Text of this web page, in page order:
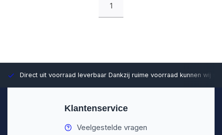
1
Direct uit voorraad leverbaar Dankzij ruime voorraad kunnen wij
Klantenservice
Veelgestelde vragen